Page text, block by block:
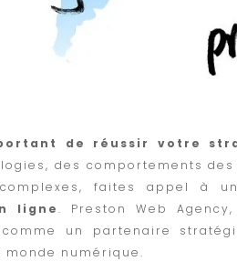
de réussir votre
des comportements
faites appel à
ligne. Preston Web
un partenaire
numérique.